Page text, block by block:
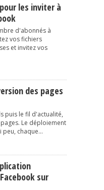
les inviter à
d'abonnés à
vos fichiers
et invitez vos
des pages
puis le fil d'actualité,
Le déploiement
peu, chaque...
sur